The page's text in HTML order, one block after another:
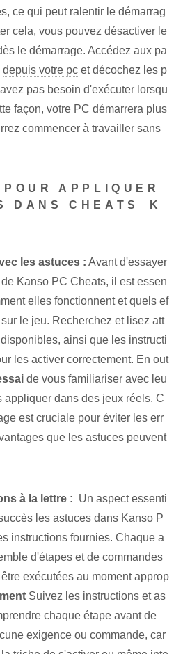
ce qui peut ralentir le démarrag
cela, vous pouvez désactiver le
le démarrage. Accédez aux pa
depuis votre pc et décochez les p
pas besoin d'exécuter lorsqu
façon, votre PC démarrera plus
commencer à travailler sans
APPLIQUER
DANS CHEATS ⁢K
les astuces : Avant d'essayer
Kanso PC Cheats, il est essen
elles fonctionnent et quels ef
le jeu. Recherchez⁢ et lisez att
ainsi que les instructi
les activer correctement. En out
⁣de vous familiariser avec leu
⁣appliquer dans des jeux réels. C
est cruciale⁤ pour​ éviter les err
que les astuces peuvent
⁢à la lettre : ⁣ Un aspect essenti
‌les astuces⁤ dans Kanso P
instructions⁣ fournies. ⁣Chaque a
d'étapes et de commandes
exécutées au moment approp
Suivez les instructions et as
chaque étape avant de
exigence ou commande, car